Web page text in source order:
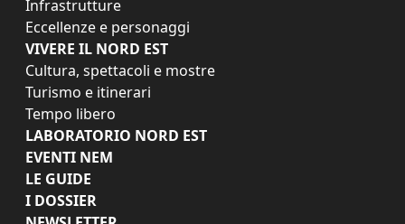
Infrastrutture
Eccellenze e personaggi
VIVERE IL NORD EST
Cultura, spettacoli e mostre
Turismo e itinerari
Tempo libero
LABORATORIO NORD EST
EVENTI NEM
LE GUIDE
I DOSSIER